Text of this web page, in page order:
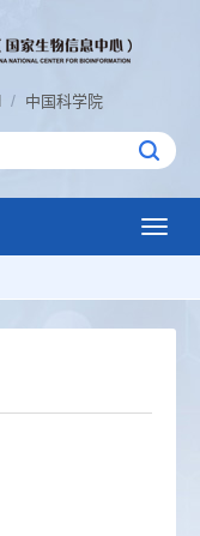
/ 中国科学院
Toggle